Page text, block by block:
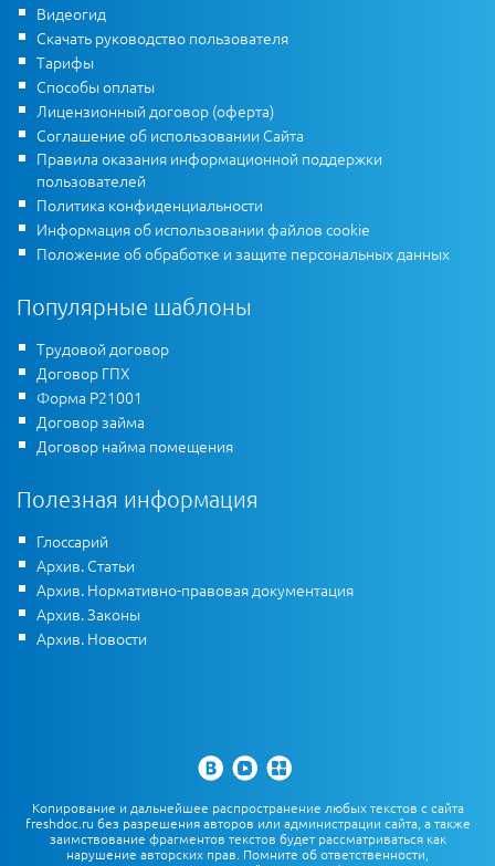
Видеогид
Скачать руководство пользователя
Тарифы
Способы оплаты
Лицензионный договор (оферта)
Соглашение об использовании Сайта
Правила оказания информационной поддержки
пользователей
Политика конфиденциальности
Информация об использовании файлов cookie
Положение об обработке и защите персональных данных
Популярные шаблоны
Трудовой договор
Договор ГПХ
Форма Р21001
Договор займа
Договор найма помещения
Полезная информация
Глоссарий
Архив. Статьи
Архив. Нормативно-правовая документация
Архив. Законы
Архив. Новости
Копирование и дальнейшее распространение любых текстов с сайта
freshdoc.ru без разрешения авторов или администрации сайта, а также
заимствование фрагментов текстов будет рассматриваться как
нарушение авторских прав. Помните об ответственности,